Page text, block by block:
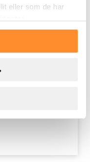
eller som de har